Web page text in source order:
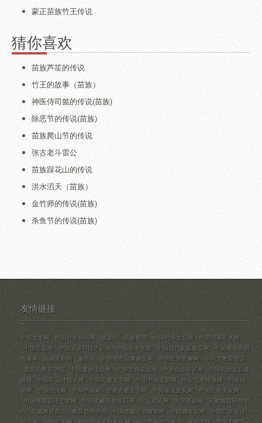
蒙正苗族竹王传说
猜你喜欢
苗族芦笙的传说
竹王的故事（苗族）
神医侍司懿的传说(苗族)
除恶节的传说(苗族)
苗族爬山节的传说
张古老斗雷公
苗族踩花山的传说
洪水滔天（苗族）
金竹师的传说(苗族)
杀鱼节的传说(苗族)
友情链接
中国文学网 中国时尚休闲网 致富经 风雅鹤壁 中国时尚文化网
中国书画艺术网
中国兰花网
中国演讲与口才训练 中国高考智库 中国现代家庭教育网
中国网络营销
传播网
油画定制网 趣学街 中国城市品牌建设网 中国民间故事网
学习力教育智库
意志力教育学院
中国健康生活网 中国营销策划网 中国企业培训网
中国校园文化建
设网
中国VI设计知识网 中国儿童文学网 中国书画交易网 中国艺术传播网
中国油
画网
中国书法网 中华书画网 世界儿童文学网 中国珠宝文化网
中国民俗文化网
中国雕塑设计艺术网
中国收藏投资知识网 宝宝成长网 中国瓷器网
天赋教育研究中
心
天赋教育前沿 教育趋势研究 中国收藏证书查询网 中国酒文化网
中国广告设计